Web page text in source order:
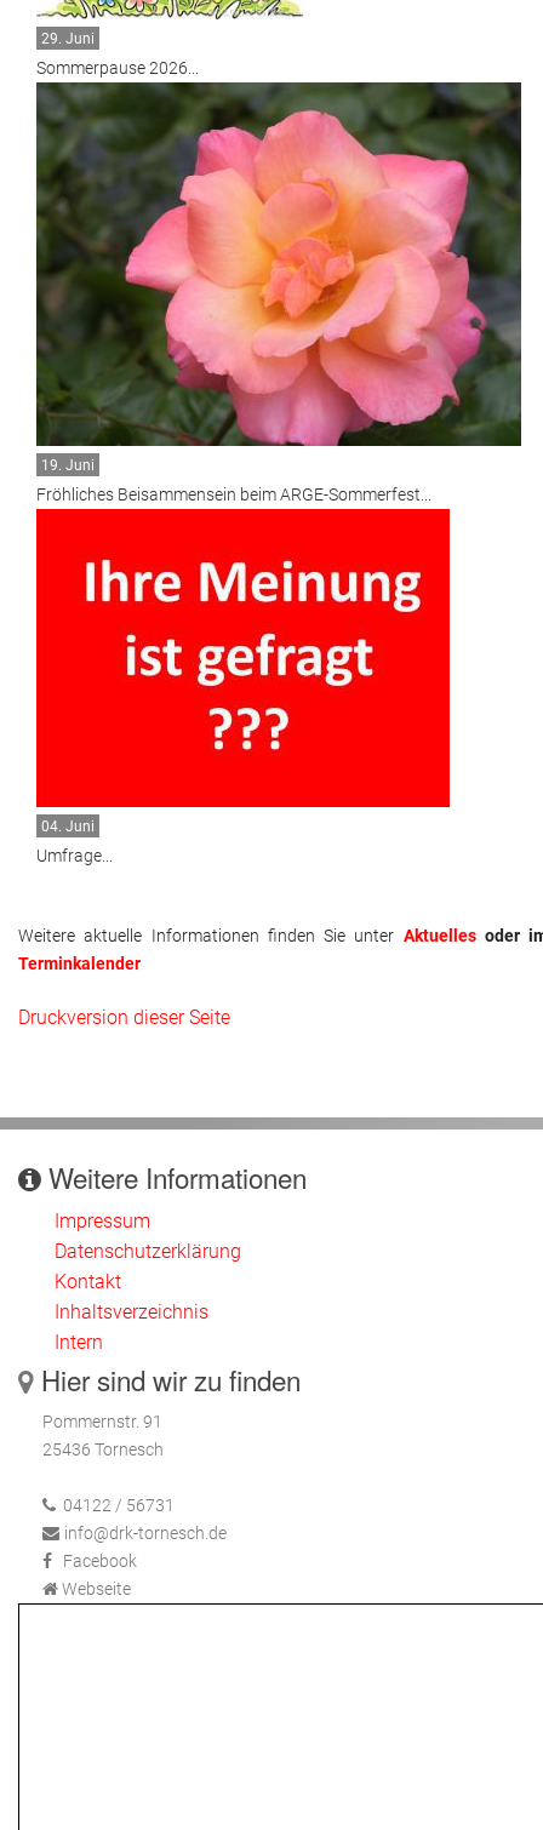
29. Juni
Sommerpause 2026...
19. Juni
Fröhliches Beisammensein beim ARGE-Sommerfest...
04. Juni
Umfrage...
Weitere aktuelle Informationen finden Sie unter Aktuellesoder
Terminkalender
Druckversion dieser Seite
Weitere Informationen
Impressum
Datenschutzerklärung
Kontakt
Inhaltsverzeichnis
Intern
Hier sind wir zu finden
Pommernstr. 91
25436 Tornesch
04122 / 56731
info@drk-tornesch.de
Facebook
Webseite